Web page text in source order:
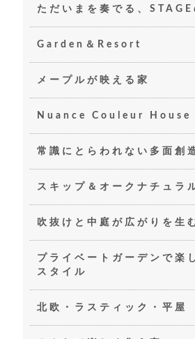
ただいまを奏でる、STAGE
Garden＆Resort
メープルが映える家
Nuance Couleur House
常識にとらわれない多面創
スキップ＆オークナチュラ
吹抜けと中庭が広がりを生
プライベートガーデンで楽
スタイル
北欧・ラスティック・平屋